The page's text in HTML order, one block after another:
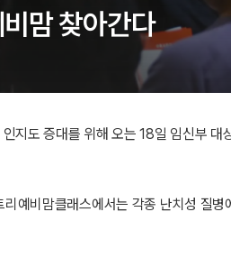
맘 찾아간다
도 증대를 위해 오는 18일 임신부 대
예비맘클래스에서는 각종 난치성 질